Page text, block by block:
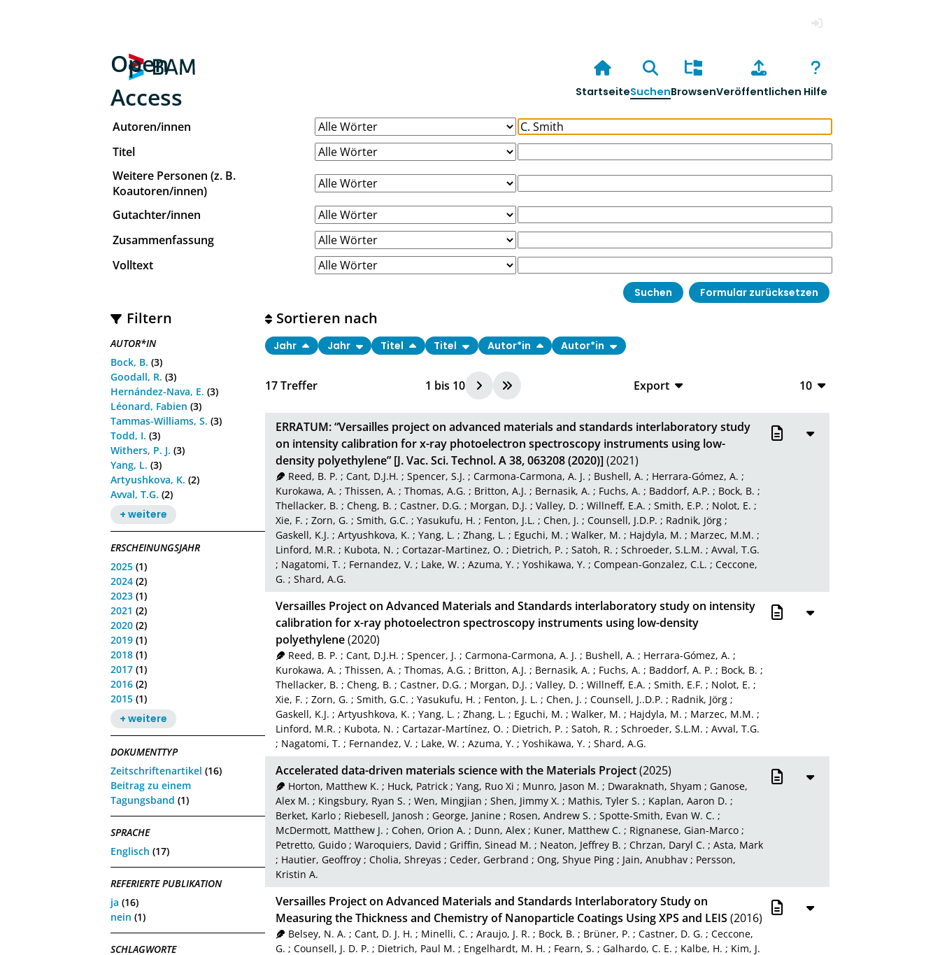
Open
Access
StartseiteSuchenBrowsenVeröffentlichen Hilfe
Autoren/innen
Titel
Weitere Personen (z. B.
Koautoren/innen)
Gutachter/innen
Zusammenfassung
Volltext
Filtern
AUTOR*IN
Bock, B. (3)
Goodall, R. (3)
Hernández-Nava, E. (3)
Léonard, Fabien (3)
Tammas-Williams, S. (3)
Todd, I. (3)
Withers, P. J. (3)
Yang, L. (3)
Artyushkova, K. (2)
Avval, T.G. (2)
+ weitere
ERSCHEINUNGSJAHR
2025 (1)
2024 (2)
2023 (1)
2021 (2)
2020 (2)
2019 (1)
2018 (1)
2017 (1)
2016 (2)
2015 (1)
+ weitere
DOKUMENTTYP
Zeitschriftenartikel (16)
Beitrag zu einem
Tagungsband (1)
SPRACHE
Englisch (17)
REFERIERTE PUBLIKATION
ja (16)
nein (1)
SCHLAGWORTE
17Treffer 1 bis 10
Export
RIS
10
20
Sortieren nach
Jahr Jahr Titel Titel Autor*in Autor*in
ERRATUM: “Versailles project on advanced materials and standards interlaboratory study
on intensity calibration for x-ray photoelectron spectroscopy instruments using low-
density polyethylene” [J. Vac. Sci. Technol. A 38, 063208 (2020)] (2021)
Reed, B. P. ;Cant, D.J.H. ;Spencer, S.J. ;Carmona-Carmona, A. J. ; Bushell, A. ; Herrara-Gómez, A. ;
Kurokawa, A. ; Thissen, A. ; Thomas, A.G. ; Britton, A.J. ; Bernasik, A. ; Fuchs, A. ; Baddorf, A.P. ; Bock, B. ;
Thellacker, B. ; Cheng, B. ; Castner, D.G. ; Morgan, D.J. ; Valley, D. ; Willneff, E.A. ; Smith, E.P. ; Nolot, E. ;
Xie, F. ; Zorn, G. ; Smith, G.C. ; Yasukufu, H. ; Fenton, J.L. ; Chen, J. ; Counsell, J.D.P. ; Radnik, Jörg;
Gaskell, K.J. ; Artyushkova, K. ; Yang, L. ; Zhang, L. ; Eguchi, M. ; Walker, M. ; Hajdyla, M. ; Marzec, M.M. ;
Linford, M.R. ; Kubota, N. ; Cortazar-Martinez, O. ; Dietrich, P. ; Satoh, R. ; Schroeder, S.L.M. ; Avval, T.G.
; Nagatomi, T. ; Fernandez, V. ; Lake, W. ; Azuma, Y. ; Yoshikawa, Y. ; Compean-Gonzalez, C.L. ; Ceccone,
G. ; Shard, A.G.
Versailles Project on Advanced Materials and Standards interlaboratory study on intensity
calibration for x-ray photoelectron spectroscopy instruments using low-density
polyethylene(2020)
Reed, B. P. ;Cant, D.J.H. ;Spencer, J. ;Carmona-Carmona, A. J. ; Bushell, A. ; Herrara-Gómez, A. ;
Kurokawa, A. ; Thissen, A. ; Thomas, A.G. ; Britton, A.J. ; Bernasik, A. ; Fuchs, A. ; Baddorf, A. P. ; Bock, B. ;
Thellacker, B. ; Cheng, B. ; Castner, D.G. ; Morgan, D.J. ; Valley, D. ; Willneff, E.A. ; Smith, E.F. ; Nolot, E. ;
Xie, F. ; Zorn, G. ; Smith, G.C. ; Yasukufu, H. ; Fenton, J. L. ; Chen, J. ; Counsell, J..D.P. ; Radnik, Jörg;
Gaskell, K.J. ; Artyushkova, K. ; Yang, L. ; Zhang, L. ; Eguchi, M. ; Walker, M. ; Hajdyla, M. ; Marzec, M.M. ;
Linford, M.R. ; Kubota, N. ; Cartazar-Martínez, O. ; Dietrich, P. ; Satoh, R. ; Schroeder, S.L.M. ; Avval, T.G.
; Nagatomi, T. ; Fernandez, V. ; Lake, W. ; Azuma, Y. ; Yoshikawa, Y. ; Shard, A.G.
Accelerated data-driven materials science with the Materials Project(2025)
Horton, Matthew K. ; Huck, Patrick ;Yang, Ruo Xi ; Munro, Jason M. ; Dwaraknath, Shyam ; Ganose,
Alex M. ; Kingsbury, Ryan S. ; Wen, Mingjian ; Shen, Jimmy X. ; Mathis, Tyler S. ; Kaplan, Aaron D. ;
Berket, Karlo; Riebesell, Janosh ; George, Janine; Rosen, Andrew S. ; Spotte-Smith, Evan W. C. ;
McDermott, Matthew J. ; Cohen, Orion A. ; Dunn, Alex; Kuner, Matthew C. ; Rignanese, Gian-Marco;
Petretto, Guido; Waroquiers, David ; Griffin, Sinead M. ; Neaton, Jeffrey B. ; Chrzan, Daryl C. ; Asta, Mark
; Hautier, Geoffroy; Cholia, Shreyas ; Ceder, Gerbrand ; Ong, Shyue Ping; Jain, Anubhav; Persson,
Kristin A.
Versailles Project on Advanced Materials and Standards Interlaboratory Study on
Measuring the Thickness and Chemistry of Nanoparticle Coatings Using XPS and LEIS (2016)
Belsey, N. A. ;Cant, D. J. H. ; Minelli, C. ;Araujo, J. R. ; Bock, B. ; Brüner, P. ;Castner, D. G. ;Ceccone,
G. ; Counsell, J. D. P. ; Dietrich, Paul M. ; Engelhardt, M. H. ; Fearn, S. ; Galhardo, C. E. ; Kalbe, H. ; Kim, J.